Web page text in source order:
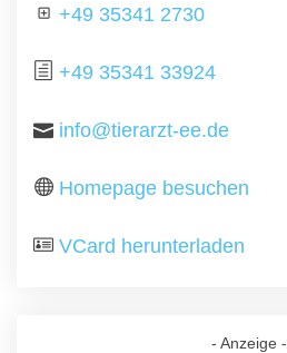
+49 35341 2730
+49 35341 33924
info@tierarzt-ee.de
Homepage besuchen
VCard herunterladen
- Anzeige -